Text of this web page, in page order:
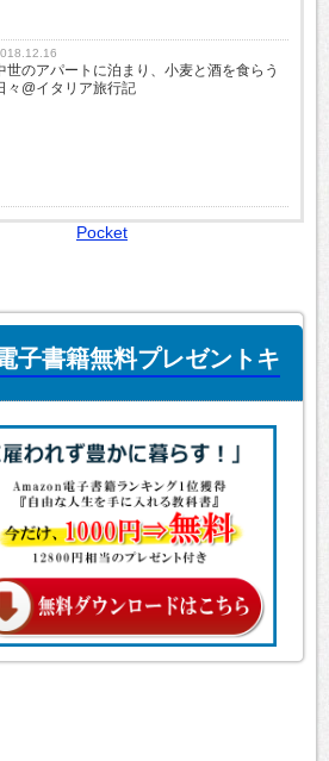
世のアパートに泊まり、小麦と酒を食らう
々@イタリア旅行記
Pocket
子書籍無料プレゼントキ